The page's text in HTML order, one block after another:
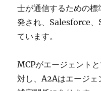
士が通信するための
発され、Salesforce
ています。
MCPがエージェント
対し、A2Aはエージ